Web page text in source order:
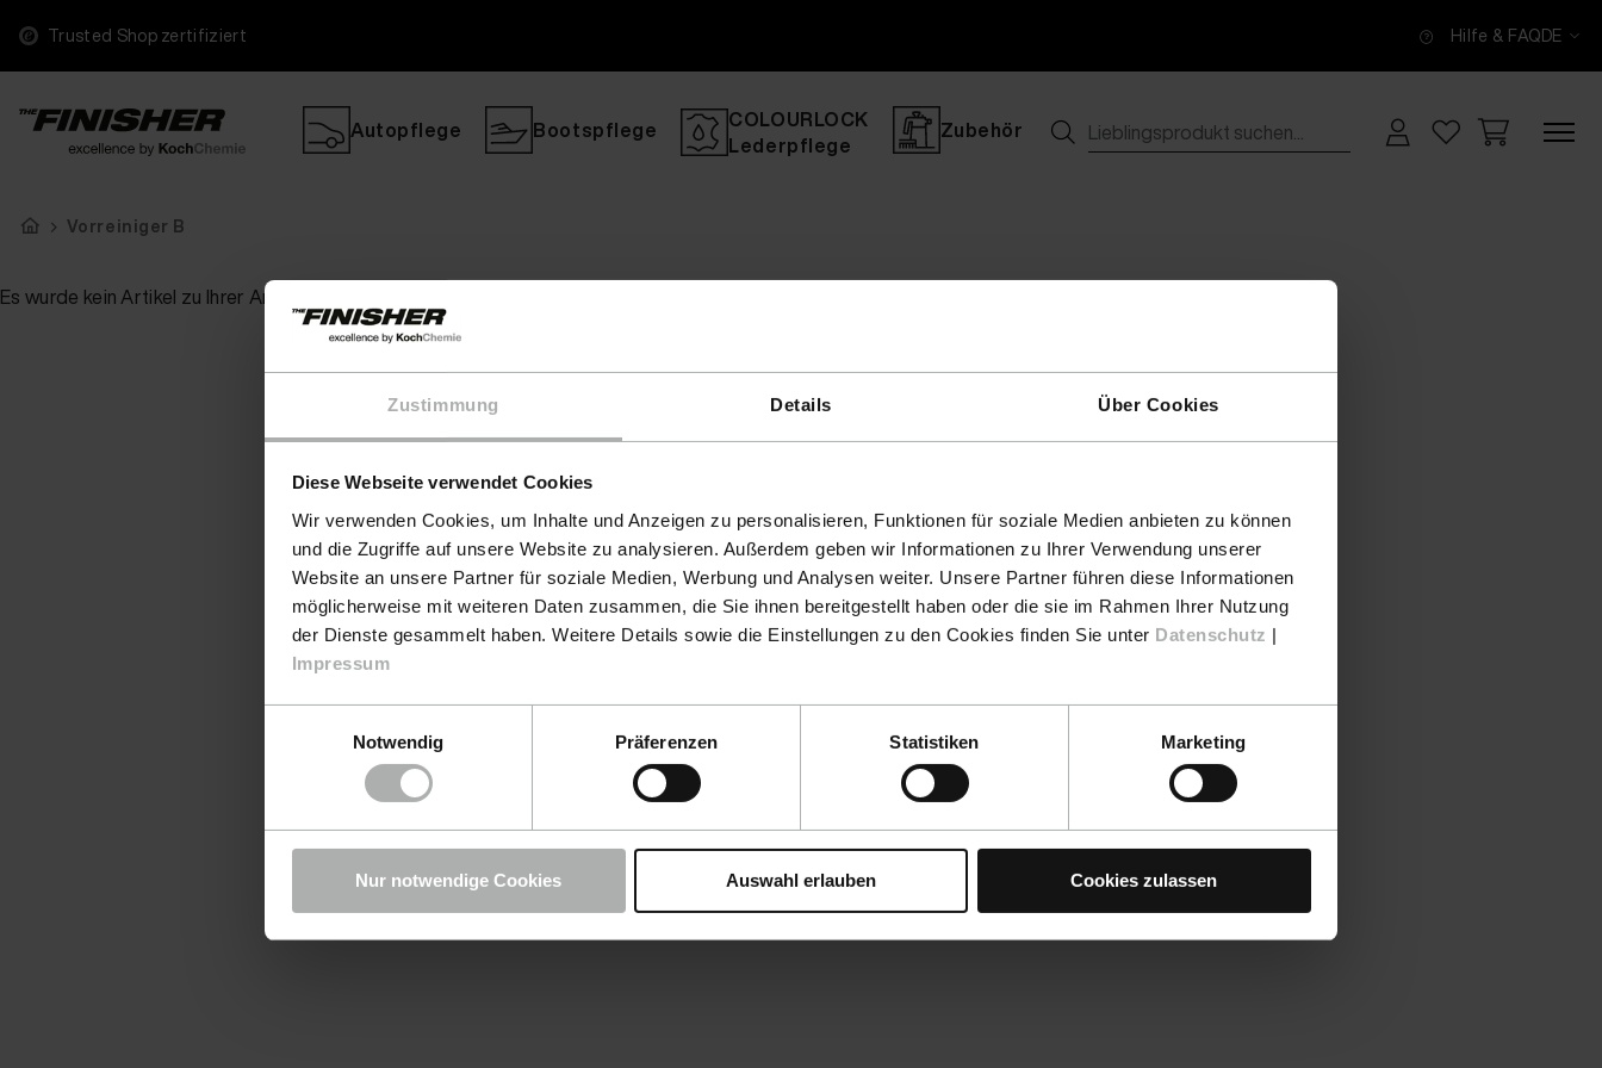
Zustimmung Details Über Cookies
Diese Webseite verwendet Cookies
Wir verwenden Cookies, um Inhalte und Anzeigen zu personalisieren, Funktionen für soziale Medien anbieten zu können
und die Zugriffe auf unsere Website zu analysieren. Außerdem geben wir Informationen zu Ihrer Verwendung unserer
Website an unsere Partner für soziale Medien, Werbung und Analysen weiter. Unsere Partner führen diese Informationen
möglicherweise mit weiteren Daten zusammen, die Sie ihnen bereitgestellt haben oder die sie im Rahmen Ihrer Nutzung
der Dienste gesammelt haben. Weitere Details sowie die Einstellungen zu den Cookies finden Sie unter Datenschutz |
Impressum
Notwendig
Präferenzen Statistiken Marketing
Nur notwendige Cookies Auswahl erlauben Cookies zulassen
Trusted Shop zertifiziert Hilfe & FAQDE
Autopflege Bootspflege
COLOURLOCK
Lederpflege
Zubehör
Vorreiniger B
Es wurde kein Artikel zu Ihrer Anfrage gefunden